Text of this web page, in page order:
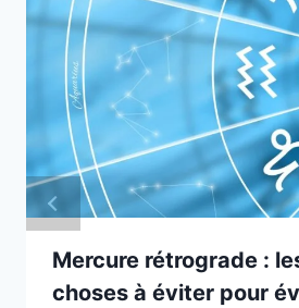
Mercure rétrograde :
choses à éviter pour